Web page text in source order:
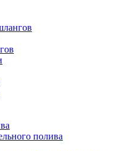
полива